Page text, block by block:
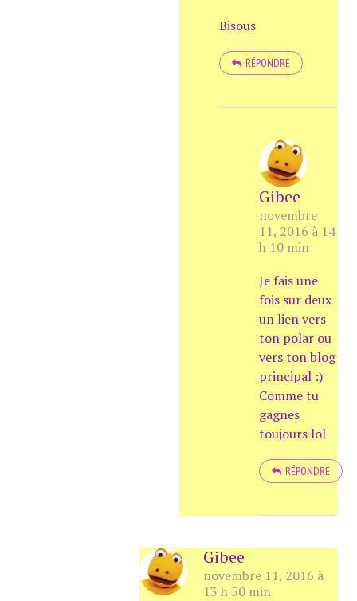
Bisous
RÉPONDRE
Gibee
novembre
11, 2016 à 14
h 10 min
Je fais une
fois sur deux
un lien vers
ton polar ou
vers ton blog
principal :)
Comme tu
gagnes
toujours lol
RÉPONDRE
Gibee
novembre 11, 2016 à
13 h 50 min